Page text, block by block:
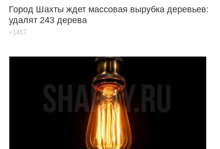
Город Шахты ждет массовая вырубка деревьев:
удалят 243 дерева
+1457